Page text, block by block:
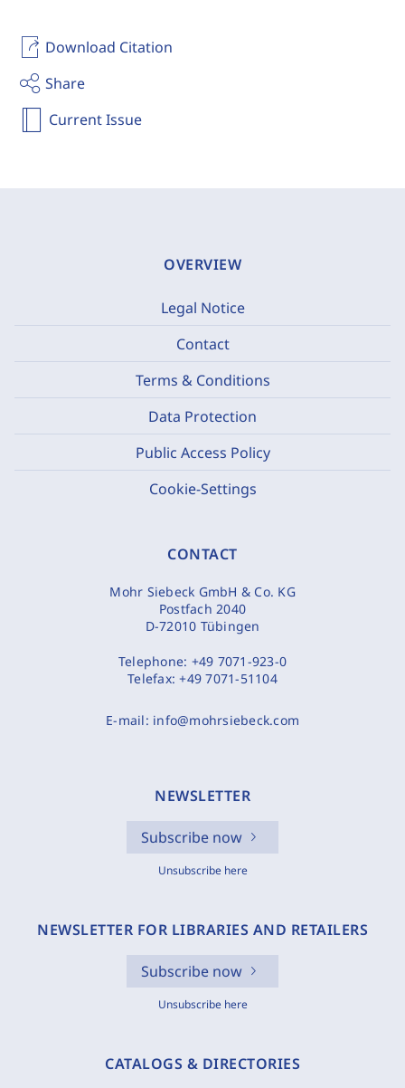
Download Citation
Share
Current Issue
OVERVIEW
Legal Notice
Contact
Terms & Conditions
Data Protection
Public Access Policy
Cookie-Settings
CONTACT
Mohr Siebeck GmbH & Co. KG
Postfach 2040
D-72010 Tübingen
Telephone: +49 7071-923-0
Telefax:+49 7071-51104
E-mail: info@mohrsiebeck.com
NEWSLETTER
Subscribe now
Unsubscribe here
NEWSLETTER FOR LIBRARIES AND RETAILERS
Subscribe now
Unsubscribe here
CATALOGS & DIRECTORIES